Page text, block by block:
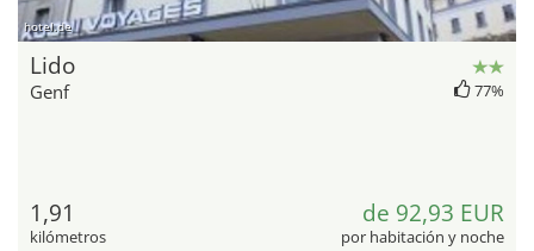
hotel.de
Lido
Genf 77%
1,91
kilómetros
de 92,93 EUR
por habitación y noche